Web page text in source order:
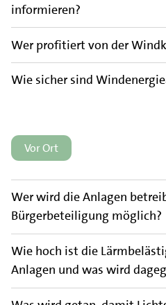
informieren?
Wer profitiert von der
Wie sicher sind
Vor Ort
Wer wird die Anlagen
Bürgerbeteiligung möglich?
Wie hoch ist die
Anlagen und was wird